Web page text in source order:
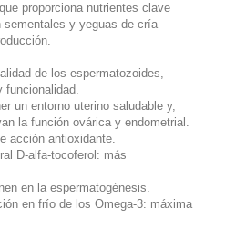
proporciona nutrientes clave
sementales y yeguas de cría
de los espermatozoides,
funcionalidad.
entorno uterino saludable y,
la función ovárica y endometrial.
acción antioxidante.
D-alfa-tocoferol: más
en la espermatogénesis.
en frío de los Omega-3: máxima